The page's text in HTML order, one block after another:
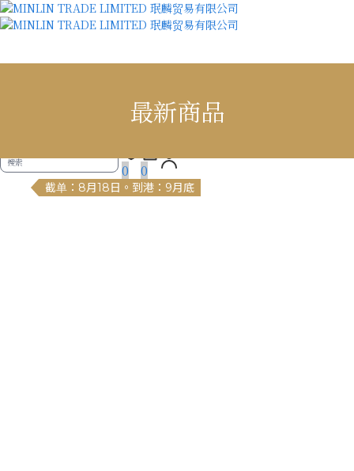
長期熱賣區現貨區 防疫專區
0 0
最新商品
截单：8月18日。到港：9月底